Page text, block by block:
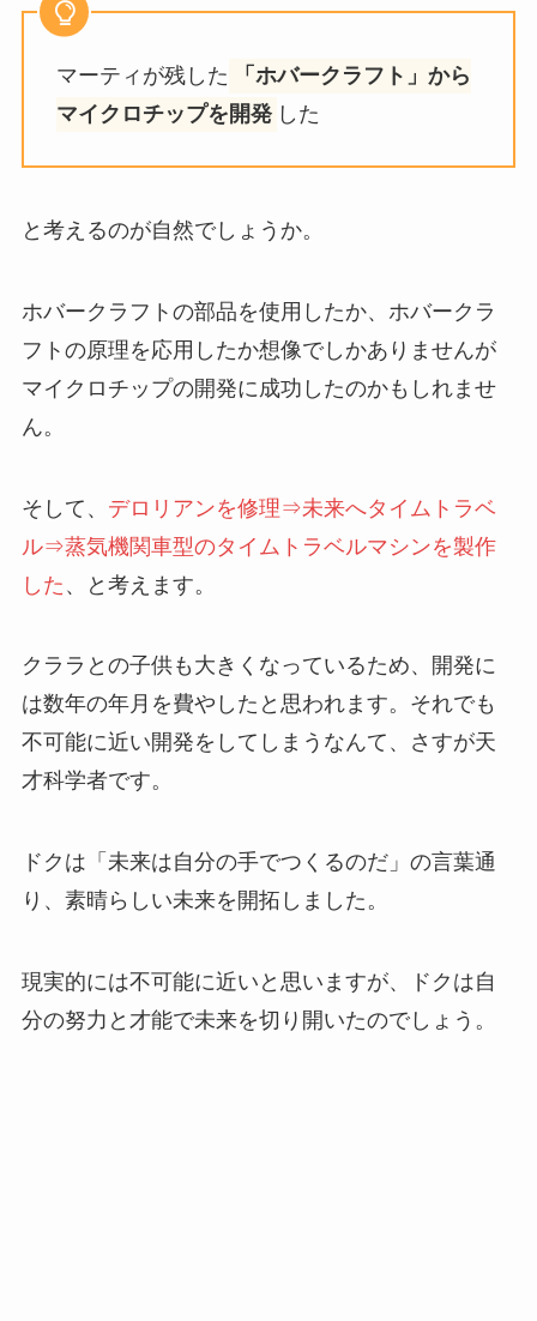
マーティが残した
「ホバークラフト」から
マイクロチップを開発 した
と考えるのが自然でしょうか。
ホバークラフトの部品を使用したか、ホバークラ
フトの原理を応用したか想像でしかありませんが
マイクロチップの開発に成功したのかもしれませ
ん。
そして、 デロリアンを修理⇒未来へタイムトラベ
ル⇒蒸気機関車型のタイムトラベルマシンを製作
した 、と考えます。
クララとの子供も大きくなっているため、開発に
は数年の年月を費やしたと思われます。それでも
不可能に近い開発をしてしまうなんて、さすが天
才科学者です。
ドクは「未来は自分の手でつくるのだ」の言葉通
り、素晴らしい未来を開拓しました。
現実的には不可能に近いと思いますが、ドクは自
分の努力と才能で未来を切り開いたのでしょう。